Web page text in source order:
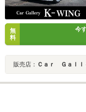
無
料
今
販売店： Ｃａｒ Ｇａｌ